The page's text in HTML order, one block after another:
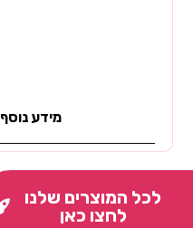
מידע נוסף
לכל המוצרים שלנו
לחצו כאן